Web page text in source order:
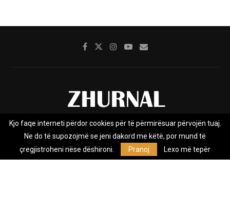
Rreth nesh Impresumi Marketing
Kontakt
Privacy Policy
Zhurnal.mk është Agjenci e Lajmeve e pavarur, e themeluar në vitin
Kjo faqe interneti përdor cookies për të përmirësuar përvojën tuaj.
Ne do të supozojmë se jeni dakord me këtë, por mund të
çregjistroheni nëse dëshironi.
Pranoj Lexo më tepër